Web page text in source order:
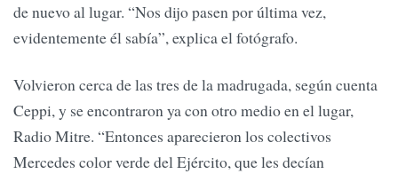
de nuevo al lugar. “Nos dijo pasen por última vez,
evidentemente él sabía”, explica el fotógrafo.
Volvieron cerca de las tres de la madrugada, según cuenta
Ceppi, y se encontraron ya con otro medio en el lugar,
Radio Mitre. “Entonces aparecieron los colectivos
Mercedes color verde del Ejército, que les decían